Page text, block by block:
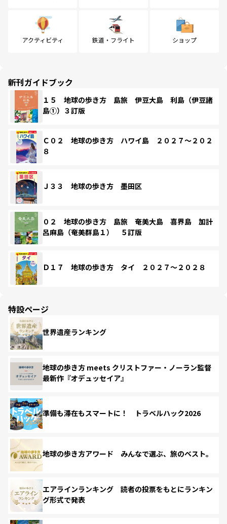
アクティビティ 鉄道・フライト ショップ
新刊ガイドブック
１５ 地球の歩き方 島旅 伊豆大島 利島（伊豆諸
島①）３訂版
Ｃ０２ 地球の歩き方 ハワイ島 ２０２７～２０２
８
Ｊ３３ 地球の歩き方 墨田区
０２ 地球の歩き方 島旅 奄美大島 喜界島 加計
呂麻島（奄美群島１） ５訂版
Ｄ１７ 地球の歩き方 タイ ２０２７～２０２８
特設ページ
世界遺産ランキング
地球の歩き方 meets クリストファー・ノーラン監督
最新作『オデュッセイア』
準備も滞在もスマートに！ トラベルハック2026
地球の歩き方アワード みんなで選ぶ、旅のベスト。
エアラインランキング 読者の投票をもとにランキン
グ形式で発表